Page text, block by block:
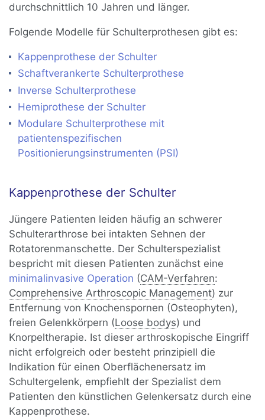
durchschnittlich 10 Jahren und länger.
Folgende Modelle für Schulterprothesen gibt es:
Kappenprothese der Schulter
Schaftverankerte Schulterprothese
Inverse Schulterprothese
Hemiprothese der Schulter
Modulare Schulterprothese mit
patientenspezifischen
Positionierungsinstrumenten (PSI)
Kappenprothese der Schulter
Jüngere Patienten leiden häufig an schwerer
Schulterarthrose bei intakten Sehnen der
Rotatorenmanschette. Der Schulterspezialist
bespricht mit diesen Patienten zunächst eine
minimalinvasive Operation (CAM-Verfahren:
Comprehensive Arthroscopic Management) zur
Entfernung von Knochenspornen (Osteophyten),
freien Gelenkkörpern (Loose bodys) und
Knorpeltherapie. Ist dieser arthroskopische Eingriff
nicht erfolgreich oder besteht prinzipiell die
Indikation für einen Oberflächenersatz im
Schultergelenk, empfiehlt der Spezialist dem
Patienten den künstlichen Gelenkersatz durch eine
Kappenprothese.